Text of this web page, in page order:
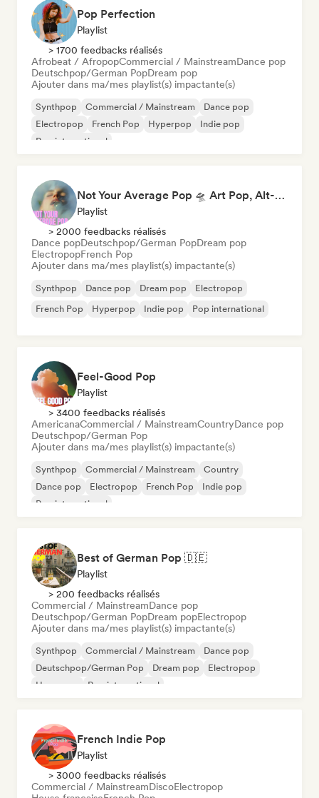
Pop Perfection
Playlist
> 1700 feedbacks réalisés
Afrobeat / AfropopCommercial / MainstreamDance pop
Deutschpop/German PopDream pop
Ajouter dans ma/mes playlist(s) impactante(s)
Synthpop Commercial / Mainstream
Dance pop
Electropop
French Pop Hyperpop
Indie pop
Pop international
Not Your Average Pop 🛸 Art Pop, Alt-Pop & Indie Pop
Playlist
> 2000 feedbacks réalisés
Dance popDeutschpop/German PopDream pop
ElectropopFrench Pop
Ajouter dans ma/mes playlist(s) impactante(s)
Synthpop Dance pop Dream pop
Electropop
French Pop
Hyperpop Indie pop Pop international
Feel-Good Pop
Playlist
> 3400 feedbacks réalisés
AmericanaCommercial / MainstreamCountryDance pop
Deutschpop/German Pop
Ajouter dans ma/mes playlist(s) impactante(s)
Synthpop Commercial / Mainstream
Country
Dance pop
Electropop French Pop
Indie pop
Pop international
Best of German Pop 🇩🇪
Playlist
> 200 feedbacks réalisés
Commercial / MainstreamDance pop
Deutschpop/German PopDream popElectropop
Ajouter dans ma/mes playlist(s) impactante(s)
Synthpop Commercial / Mainstream
Dance pop
Deutschpop/German Pop
Dream pop
Electropop
Hyperpop
Pop international
French Indie Pop
Playlist
> 3000 feedbacks réalisés
Commercial / MainstreamDiscoElectropop